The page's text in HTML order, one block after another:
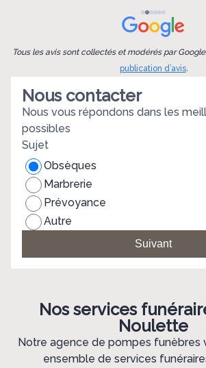
Tous les avis sont collectés et modérés par
publication d’avis.
Nous contacter
Nous vous répondons dans les
possibles
Sujet
Obsèques
Marbrerie
Prévoyance
Autre
Suivant
Nos services
Noulette
Notre agence de pompes funèbres
ensemble de services